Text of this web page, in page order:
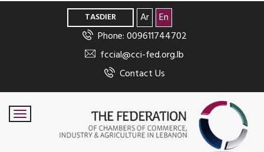
TASDIER Ar
En
Phone: 009611744702
fccial@cci-fed.org.lb
Contact Us